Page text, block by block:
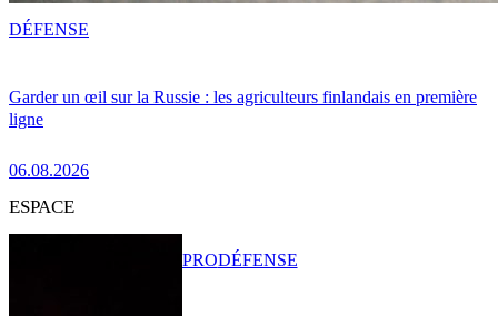
Garder un œil sur la Russie : les agriculteurs finlandais en première
ligne
06.08.2026
DÉFENSE
ESPACE
PRODÉFENSE